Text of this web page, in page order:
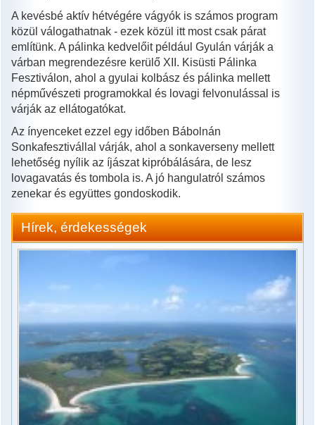
A kevésbé aktív hétvégére vágyók is számos program
közül válogathatnak - ezek közül itt most csak párat
említünk. A pálinka kedvelőit például Gyulán várják a
várban megrendezésre kerülő XII. Kisüsti Pálinka
Fesztiválon, ahol a gyulai kolbász és pálinka mellett
népművészeti programokkal és lovagi felvonulással is
várják az ellátogatókat.
Az ínyenceket ezzel egy időben Bábolnán
Sonkafesztivállal várják, ahol a sonkaverseny mellett
lehetőség nyílik az íjászat kipróbálására, de lesz
lovagavatás és tombola is. A jó hangulatról számos
zenekar és együttes gondoskodik.
Hírek, érdekességek